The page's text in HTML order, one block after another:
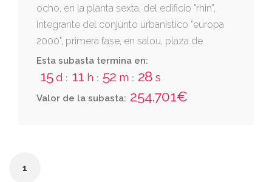
ocho, en la planta sexta, del edificio "rhin",
integrante del conjunto urbanístico "europa
2000", primera fase, en salou, plaza de
europa número diez. tasada a efectos de
subasta en 239.648,15 euros.
Esta subasta termina en:
15d : 11 h : 52 m : 27 s
Valor de la subasta: 254.701€
1